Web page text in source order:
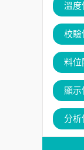
溫度
校驗
料位
顯示
分析